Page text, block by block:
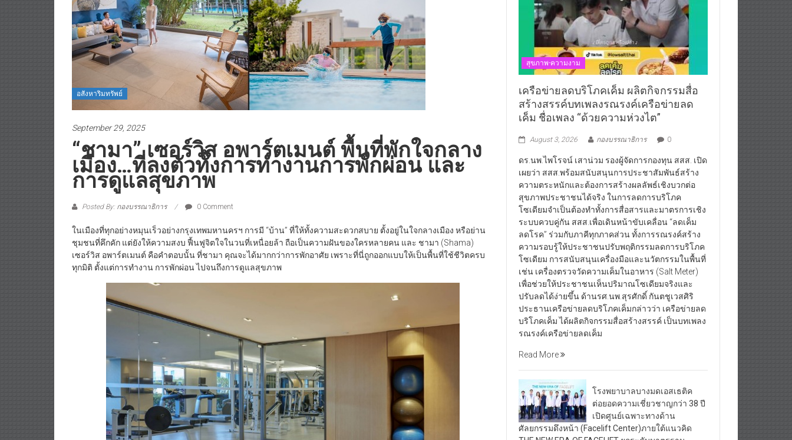
อสังหาริมทรัพย์
“ชามา” เซอร์วิส อพาร์ตเมนต์ พื้นที่พักใจกลาง
เมือง…ที่ลงตัวทั้งการทำงานการพักผ่อน และ
การดูแลสุขภาพ
ในเมืองที่ทุกอย่างหมุนเร็วอย่างกรุงเทพมหานครฯ การมี “บ้าน” ที่ให้ทั้งความสะดวกสบาย ตั้งอยู่ในใจกลางเมือง หรือย่าน
ชุมชนที่คึกคัก แต่ยังให้ความสงบ ฟื้นฟูจิตใจในวนที่เหนื่อยล้า ถือเป็นความฝันของใครหลายคน และ ชามา (Shama)
เซอร์วิส อพาร์ตเมนต์ คือคำตอบนั้น ที่ชามา คุณจะได้มากกว่าการพักอาศัย เพราะที่นี่ถูกออกแบบให้เป็นพื้นที่ใช้ชีวิตครบ
ทุกมิติ ตั้งแต่การทำงาน การพักผ่อน ไปจนถึงการดูแลสุขภาพ
สุขภาพ-ความงาม
เครือข่ายลดบริโภคเค็ม ผลิตกิจกรรมสื่อ
สร้างสรรค์บทเพลงรณรงค์เครือข่ายลด
เค็ม ชื่อเพลง “ด้วยความห่วงไต”
ดร.นพ.ไพโรจน์ เสาน่วม รองผู้จัดการกองทุน สสส. เปิด
เผยว่า สสส.พร้อมสนับสนุนการประชาสัมพันธ์สร้าง
ความตระหนักและต้องการสร้างผลลัพธ์เชิงบวกต่อ
สุขภาพประชาชนได้จริง ในการลดการบริโภค
โซเดียมจำเป็นต้องทำทั้งการสื่อสารและมาตรการเชิง
ระบบควบคู่กัน สสส.เพื่อเดินหน้าขับเคลื่อน “ลดเค็ม
ลดโรค” ร่วมกับภาคีทุกภาคส่วน ทั้งการรณรงค์สร้าง
ความรอบรู้ให้ประชาชนปรับพฤติกรรมลดการบริโภค
โซเดียม การสนับสนุนเครื่องมือและนวัตกรรมในพื้นที่
เช่น เครื่องตรวจวัดความเค็มในอาหาร (Salt Meter)
เพื่อช่วยให้ประชาชนเห็นปริมาณโซเดียมจริงและ
ปรับลดได้ง่ายขึ้น ด้านรศ.นพ.สุรศักดิ์ กันตชูเวสศิริ
ประธานเครือข่ายลดบริโภคเค็มกล่าวว่า เครือข่ายลด
บริโภคเค็ม ได้ผลิตกิจกรรมสื่อสร้างสรรค์ เป็นบทเพลง
รณรงค์เครือข่ายลดเค็ม
โรงพยาบาลบางมดเอสเธติค
ต่อยอดความเชี่ยวชาญกว่า 38 ปี
เปิดศูนย์เฉพาะทางด้าน
ศัลยกรรมดึงหน้า (Facelift Center)ภายใต้แนวคิด
THE NEW ERA OF FACELIFT ยกระดับมาตรฐาน